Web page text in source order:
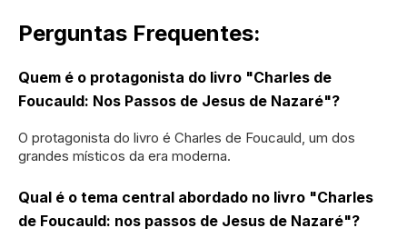
Perguntas Frequentes:
Quem é o protagonista do livro "Charles de
Foucauld: Nos Passos de Jesus de Nazaré"?
O protagonista do livro é Charles de Foucauld, um dos
grandes místicos da era moderna.
Qual é o tema central abordado no livro "Charles
de Foucauld: nos passos de Jesus de Nazaré"?